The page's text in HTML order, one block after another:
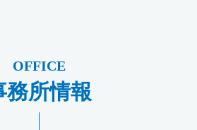
務所情報